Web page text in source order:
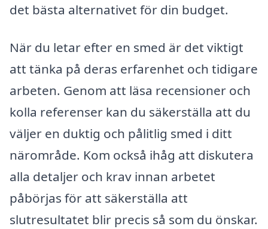
det bästa alternativet för din budget.
När du letar efter en smed är det viktigt
att tänka på deras erfarenhet och tidigare
arbeten. Genom att läsa recensioner och
kolla referenser kan du säkerställa att du
väljer en duktig och pålitlig smed i ditt
närområde. Kom också ihåg att diskutera
alla detaljer och krav innan arbetet
påbörjas för att säkerställa att
slutresultatet blir precis så som du önskar.